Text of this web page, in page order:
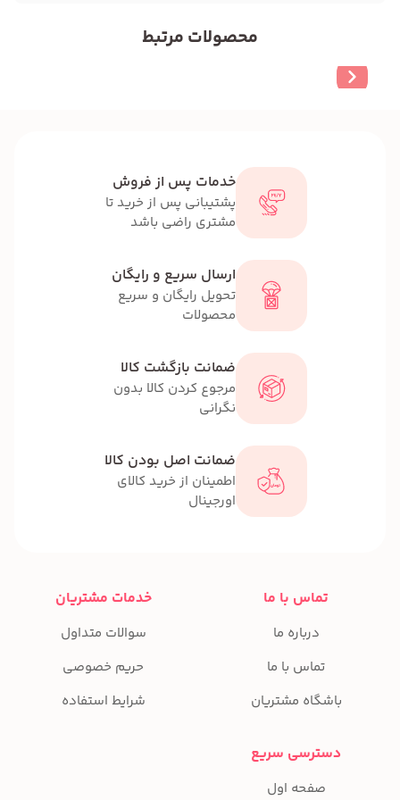
محصولات مرتبط
خدمات پس از فروش
پشتیبانی پس از خرید تا
مشتری راضی باشد
ارسال سریع و رایگان
تحویل رایگان و سریع
محصولات
ضمانت بازگشت کالا
مرجوع کردن کالا بدون
نگرانی
ضمانت اصل بودن کالا
اطمینان از خرید کالای
اورجینال
تماس با ما
درباره ما
تماس با ما
باشگاه مشتریان
خدمات مشتریان
سوالات متداول
حریم خصوصی
شرایط استفاده
دسترسی سریع
صفحه اول